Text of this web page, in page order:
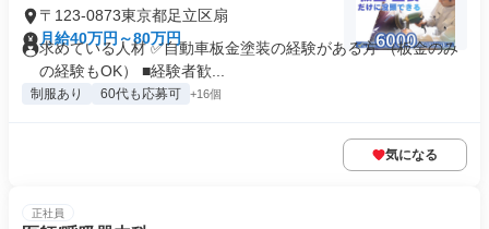
〒123-0873東京都足立区扇
月給40万円～80万円
求めている人材 ✅自動車板金塗装の経験がある方 （板金のみ
の経験もOK） ■経験者歓...
制服あり 60代も応募可 +16個
気になる
正社員